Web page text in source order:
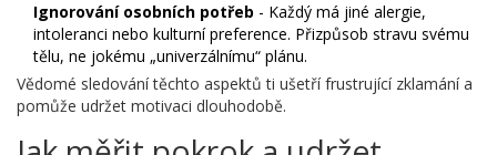
Ignorování osobních potřeb - Každý má jiné alergie,
intoleranci nebo kulturní preference. Přizpůsob stravu svému
tělu, ne jokému „univerzálnímu“ plánu.
Vědomé sledování těchto aspektů ti ušetří frustrující zklamání a
pomůže udržet motivaci dlouhodobě.